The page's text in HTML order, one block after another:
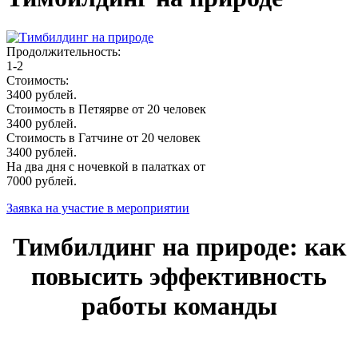
Продолжительность:
1-2
Стоимость:
3400 рублей.
Стоимость в Петяярве от 20 человек
3400 рублей.
Стоимость в Гатчине от 20 человек
3400 рублей.
На два дня с ночевкой в палатках от
7000 рублей.
Заявка на участие в мероприятии
Тимбилдинг на природе: как
повысить эффективность
работы команды